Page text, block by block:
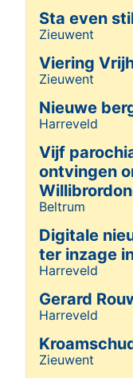
Sta even
Details
Zieuwent
Viering
Details
Zieuwent
Nieuwe
Details
Harreveld
Vijf
ontvingen
Details
Beltrum
Digitale
ter inzage
Details
Harreveld
Gerard
Details
Harreveld
Details
Zieuwent